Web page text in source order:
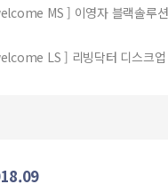
MS ] 이영자 블랙솔루
LS ] 리빙닥터 디스크업